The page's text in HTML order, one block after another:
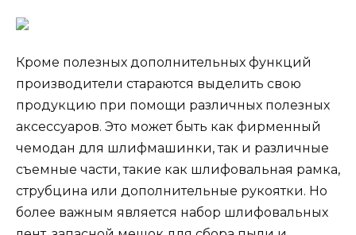
Кроме полезных дополнительных функций
производители стараются выделить свою
продукцию при помощи различных полезных
аксессуаров. Это может быть как фирменный
чемодан для шлифмашинки, так и различные
съемные части, такие как шлифовальная рамка,
струбцина или дополнительные рукоятки. Но
более важным является набор шлифовальных